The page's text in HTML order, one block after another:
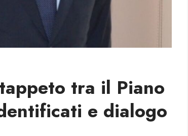
tra il Piano
e dialogo